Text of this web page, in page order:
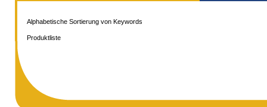
Alphabetische Sortierung von Keywords
Produktliste